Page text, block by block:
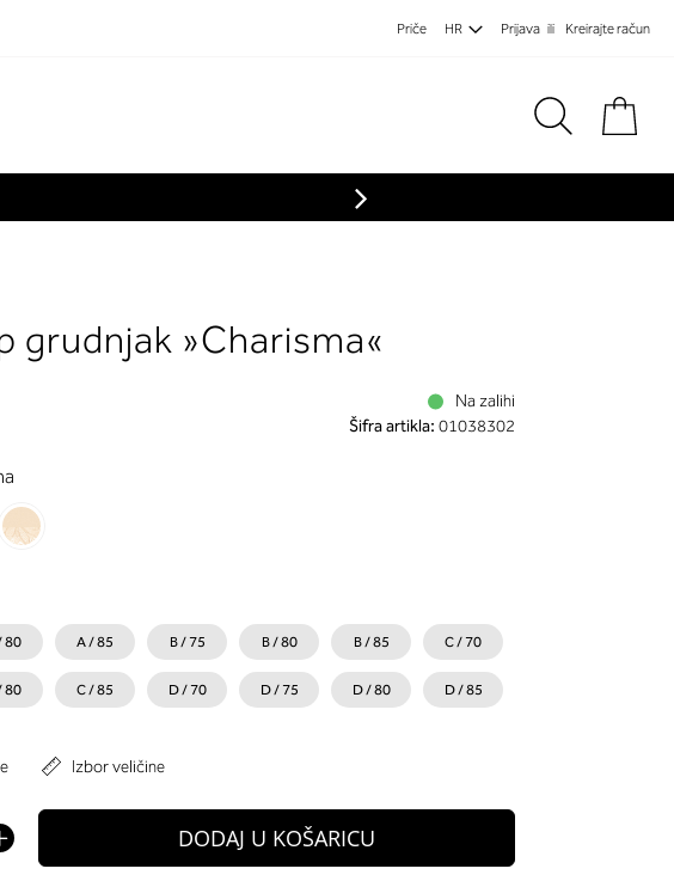
Priče HR Prijava Kreirajte račun
grudnjak »Charisma«
Na zalihi
Šifra artikla: 01038302
80 A / 85 B / 75 B / 80 B / 85 C / 70
80 C / 85 D / 70 D / 75 D / 80 D / 85
Izbor veličine
DODAJ U KOŠARICU